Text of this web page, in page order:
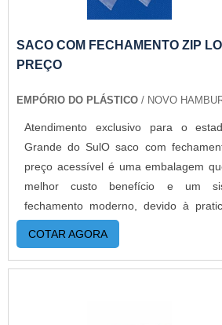
SACO COM FECHAMENTO ZIP
PREÇO
EMPÓRIO DO PLÁSTICO / NOVO
Atendimento exclusivo para o
Grande do SulO saco com
preço acessível é uma embalagem
melhor custo benefício e um
fechamento moderno, devido à
este fecho possui. Somente o zip
protegendo e garantindo a integridade
após a abertura, pois basta fechar
COTAR AGORA